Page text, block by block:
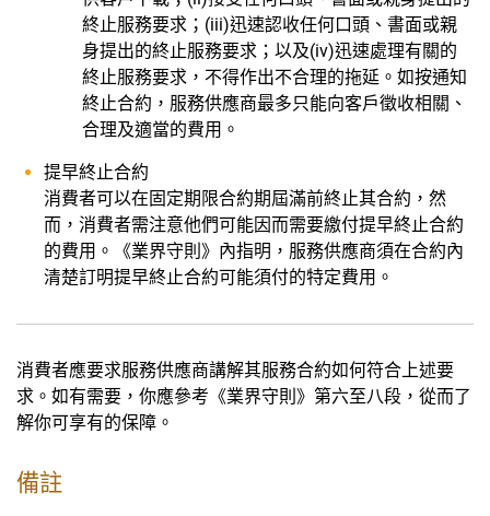
終止服務要求；(iii)迅速認收任何口頭、書面或親
身提出的終止服務要求；以及(iv)迅速處理有關的
終止服務要求，不得作出不合理的拖延。如按通知
終止合約，服務供應商最多只能向客戶徵收相關、
合理及適當的費用。
提早終止合約
消費者可以在固定期限合約期屆滿前終止其合約，然
而，消費者需注意他們可能因而需要繳付提早終止合約
的費用。《業界守則》內指明，服務供應商須在合約內
清楚訂明提早終止合約可能須付的特定費用。
消費者應要求服務供應商講解其服務合約如何符合上述要
求。如有需要，你應參考《業界守則》第六至八段，從而了
解你可享有的保障。
備註